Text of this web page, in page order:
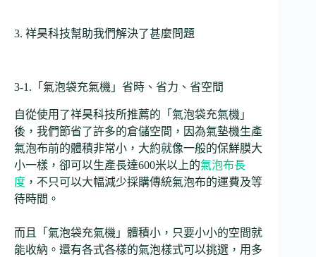
3. 祥昊科技幫助我們解決了甚麼問題
3-1.「氣泡袋充氣機」省時、省力、省空間
自從使用了祥昊科技所推薦的「氣泡袋充氣機」
後，我們節省了許多的倉儲空間，因為氣墊機生產
氣泡布前的體積非常小，大約就像一般的保鮮膜大
小一樣，卻可以生產長達600米以上的氣泡布長
度 ，不只可以大幅減少採購傳統氣泡布的運費及等
待時間。
而且「氣泡袋充氣機」體積小，只要小小的空間就
能收納。還有各式各樣的氣泡樣式可以挑選，用多